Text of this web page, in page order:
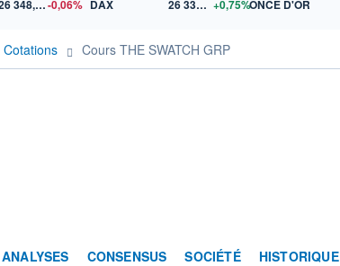
26 348,35-0,06% DAX
26 336,84 +0,75%ONCE D'OR
Cotations Cours THE SWATCH GRP
ANALYSES CONSENSUS SOCIÉTÉ HISTORIQUE